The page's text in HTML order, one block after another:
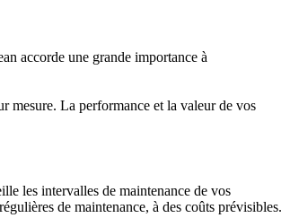
accorde une grande importance à
mesure. La performance et la valeur de vos
les intervalles de maintenance de vos
de maintenance, à des coûts prévisibles.